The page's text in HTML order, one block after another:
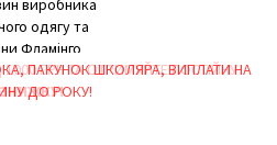
ГРН ТА ОТРИМУЙТЕ ПОСТІЙНУ
ПАКУНОК ШКОЛЯРА, ВИПЛАТИ НА
ДО РОКУ!